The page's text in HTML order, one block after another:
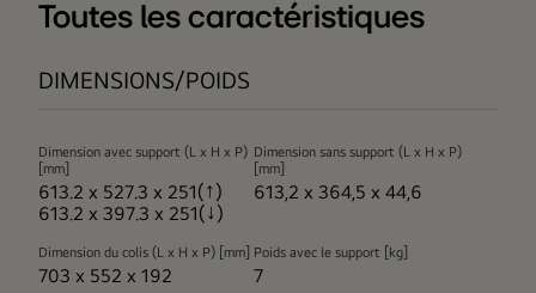
Toutes les caractéristiques
DIMENSIONS/POIDS
Dimension avec support (L x H x P)
[mm]
613.2 x 527.3 x 251(↑)
613.2 x 397.3 x 251(↓)
Dimension sans support (L x H x P)
[mm]
613,2 x 364,5 x 44,6
Dimension du colis (L x H x P) [mm]
703 x 552 x 192
Poids avec le support [kg]
7